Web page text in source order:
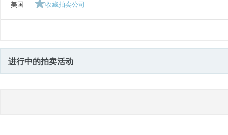
美国 收藏拍卖公司
进行中的拍卖活动